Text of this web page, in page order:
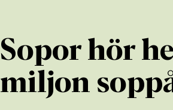
Sopor hör
miljon